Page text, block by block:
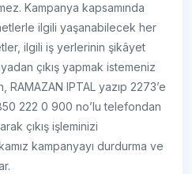
Kampanya kapsamında
ilgili yaşanabilecek her
ilgili iş yerlerinin şikâyet
çıkış yapmak istemeniz
IPTAL yazıp 2273’e
222 0 900 no’lu telefondan
çıkış işleminizi
kampanyayı durdurma ve